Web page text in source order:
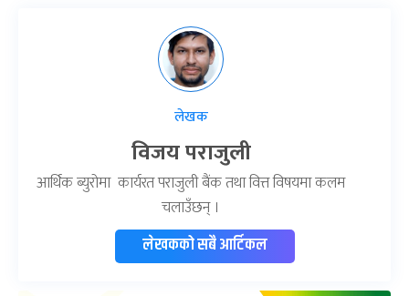
लेखक
विजय पराजुली
आर्थिक ब्युरोमा कार्यरत पराजुली बैंक तथा वित्त विषयमा कलम
चलाउँछन् ।
लेखकको सबै आर्टिकल